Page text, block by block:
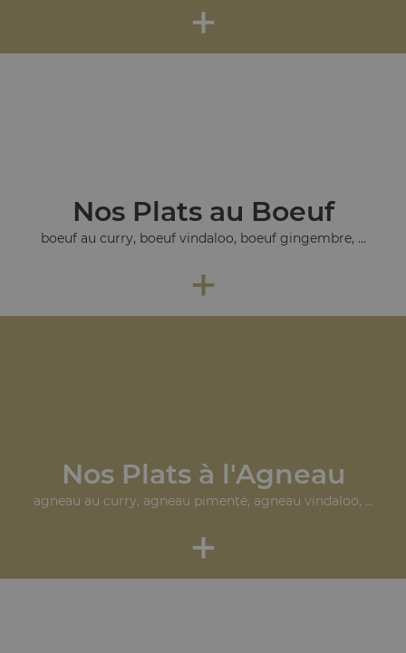
+
Nos Plats au Boeuf
boeuf au curry, boeuf vindaloo, boeuf gingembre, ...
+
Nos Plats à l'Agneau
agneau au curry, agneau pimenté, agneau vindaloo, ...
+